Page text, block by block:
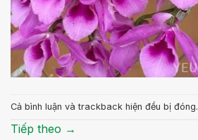
Cả bình luận và trackback hiện đều bị đóng.
Tiếp theo →